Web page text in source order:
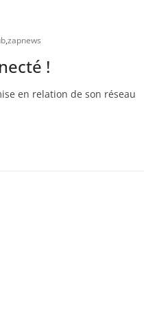
,zapnews
!
en relation de son réseau